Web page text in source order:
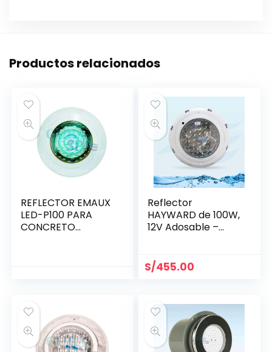
Productos relacionados
REFLECTOR EMAUX
LED-P100 PARA
CONCRETO
Reflector
HAYWARD de 100W,
12V Adosable –
S/455.00